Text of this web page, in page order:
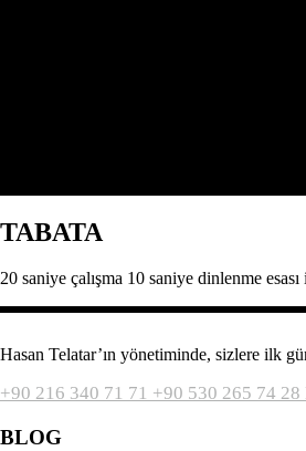
TABATA
20 saniye çalışma 10 saniye dinlenme
Hasan Telatar’ın yönetiminde, sizlere ilk
+90 216 340 71 71 +90 530 265 74 28
BLOG